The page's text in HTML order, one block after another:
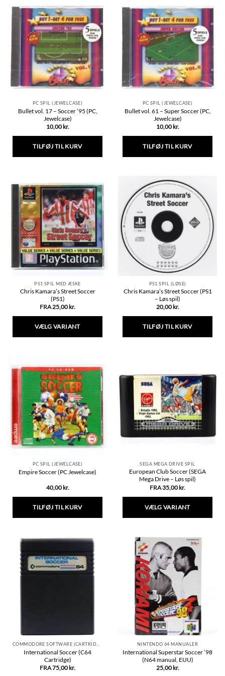
flere
varianter.
Mulighederne
kan
vælges
på
varesiden
flere
varianter.
Mulighederne
kan
vælges
på
varesiden
PC SPIL (JEWELCASE)
Bullet vol. 17 – Soccer ’95 (PC,
Jewelcase)
10,00 kr.
TILFØJ TIL KURV
PC SPIL (JEWELCASE)
Bullet vol. 61 – Super Soccer (PC,
Jewelcase)
10,00 kr.
TILFØJ TIL KURV
PS1 SPIL MED ÆSKE
Chris Kamara’s Street Soccer
(PS1)
FRA25,00 kr.
VÆLG VARIANT
flere
varianter.
Mulighederne
kan
vælges
på
varesiden
PS1 SPIL (LØSE)
Chris Kamara’s Street Soccer (PS1
– Løs spil)
20,00 kr.
TILFØJ TIL KURV
PC SPIL (JEWELCASE)
Empire Soccer (PC Jewelcase)
40,00 kr.
TILFØJ TIL KURV
SEGA MEGA DRIVE SPIL
European Club Soccer (SEGA
Mega Drive – Løs spil)
FRA35,00 kr.
VÆLG VARIANT
flere
varianter.
Mulighederne
kan
vælges
på
varesiden
COMMODORE SOFTWARE (CARTRIDGE)
International Soccer (C64
Cartridge)
FRA75,00 kr.
NINTENDO 64 MANUALER
International Superstar Soccer ’98
(N64 manual, EUU)
25,00 kr.